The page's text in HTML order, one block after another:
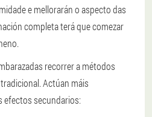
e mellorarán o aspecto das
completa terá que comezar
recorrer a métodos
Actúan máis
efectos secundarios: